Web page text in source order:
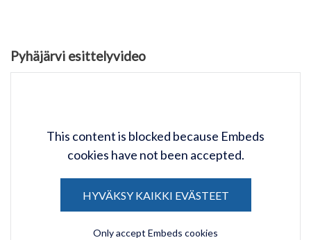
Pyhäjärvi esittelyvideo
This content is blocked because Embeds
cookies have not been accepted.
HYVÄKSY KAIKKI EVÄSTEET
Only accept Embeds cookies